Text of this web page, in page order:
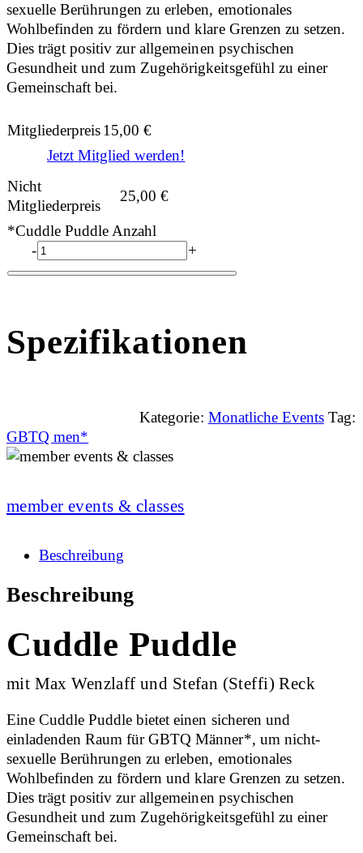
sexuelle Berührungen zu erleben, emotionales
Wohlbefinden zu fördern und klare Grenzen zu setzen.
Dies trägt positiv zur allgemeinen psychischen
Gesundheit und zum Zugehörigkeitsgefühl zu einer
Gemeinschaft bei.
Mitgliederpreis15,00€
Jetzt Mitglied werden!
Nicht
Mitgliederpreis
25,00€
*Cuddle Puddle Anzahl
-
+
Spezifikationen
Kategorie: Monatliche Events Tag:
GBTQ men*
member events & classes
Beschreibung
Beschreibung
Cuddle Puddle
mit Max Wenzlaff und Stefan (Steffi) Reck
Eine Cuddle Puddle bietet einen sicheren und
einladenden Raum für GBTQ Männer*, um nicht-
sexuelle Berührungen zu erleben, emotionales
Wohlbefinden zu fördern und klare Grenzen zu setzen.
Dies trägt positiv zur allgemeinen psychischen
Gesundheit und zum Zugehörigkeitsgefühl zu einer
Gemeinschaft bei.